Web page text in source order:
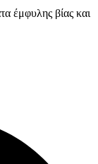
έμφυλης βίας και